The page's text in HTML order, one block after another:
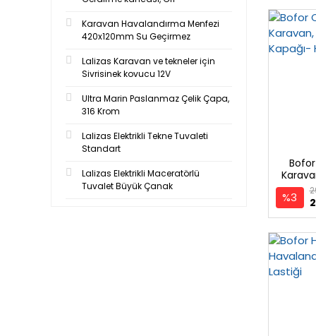
Karavan Havalandırma Menfezi
420x120mm Su Geçirmez
Lalizas Karavan ve tekneler için
Sivrisinek kovucu 12V
Ultra Marin Paslanmaz Çelik Çapa,
316 Krom
Lalizas Elektrikli Tekne Tuvaleti
Standart
Lalizas Elektrikli Maceratörlü
Tuvalet Büyük Çanak
%3